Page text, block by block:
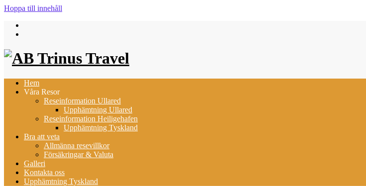
Hoppa till innehåll
Hem
Våra Resor
Reseinformation Ullared
Upphämtning Ullared
Reseinformation Heiligehafen
Upphämtning Tyskland
Bra att veta
Allmänna resevillkor
Försäkringar & Valuta
Galleri
Kontakta oss
Upphämtning Tyskland